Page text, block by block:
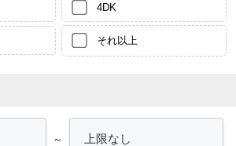
4DK
それ以上
～